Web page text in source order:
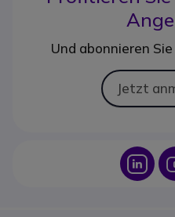
Und abonnieren
Jetzt
Icon